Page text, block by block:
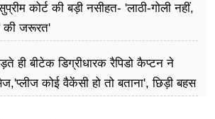
कोर्ट की बड़ी नसीहत- 'लाठी-गोली नहीं,
की जरूरत'
ही बीटेक डिग्रीधारक रैपिडो कैप्टन ने
कोई वैकेंसी हो तो बताना', छिड़ी बहस